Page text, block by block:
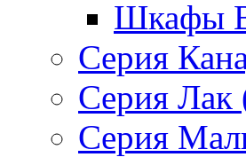
Шкафы
Серия
Серия
Серия